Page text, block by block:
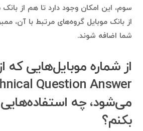
سوم، این امکان وجود دارد تا هم از
از بانک موبایل گروه‌های مرتبط با آن،
شما اضافه شوند.
از شماره موبایل‌هایی که
می‌شود، چه
بکنم؟